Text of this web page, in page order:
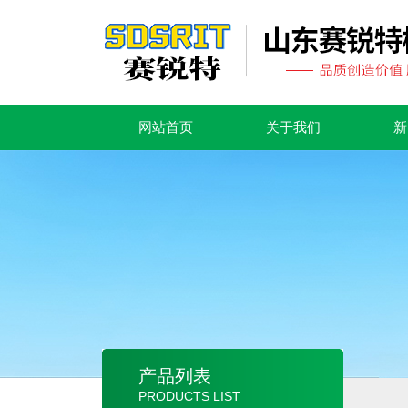
网站首页 关于我们
产品列表
PRODUCTS LIST